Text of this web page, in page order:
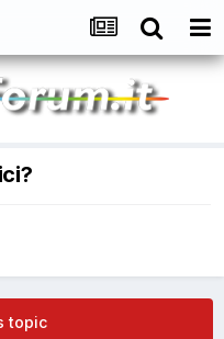
topic